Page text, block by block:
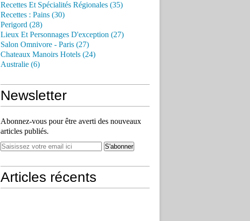
Recettes Et Spécialités Régionales (35)
Recettes : Pains (30)
Perigord (28)
Lieux Et Personnages D'exception (27)
Salon Omnivore - Paris (27)
Chateaux Manoirs Hotels (24)
Australie (6)
Newsletter
Abonnez-vous pour être averti des nouveaux
articles publiés.
Articles récents